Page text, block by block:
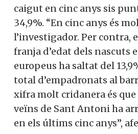
caigut en cinc anys sis
34,9%. “En cinc anys és
l’investigador. Per contra,
franja d’edat dels nascuts
europeus ha saltat del
total d’empadronats al
xifra molt cridanera és que
veïns de Sant Antoni ha
en els últims cinc anys”,